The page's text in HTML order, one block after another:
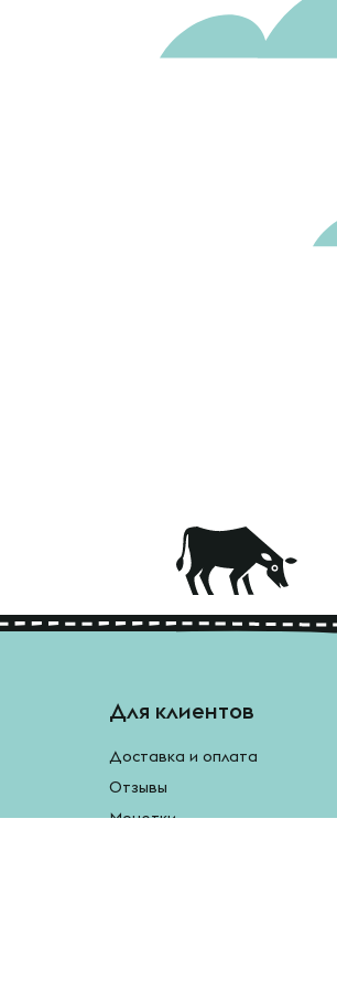
Для клиентов
Доставка и оплата
Отзывы
Монетки